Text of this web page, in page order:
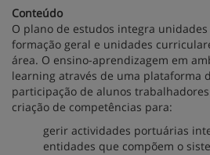
Conteúdo
O plano de estudos integra
formação geral e unidades
área. O ensino-aprendizagem em
learning através de uma plataforma
participação de alunos
criação de competências para:
gerir actividades portuárias
entidades que compõem o